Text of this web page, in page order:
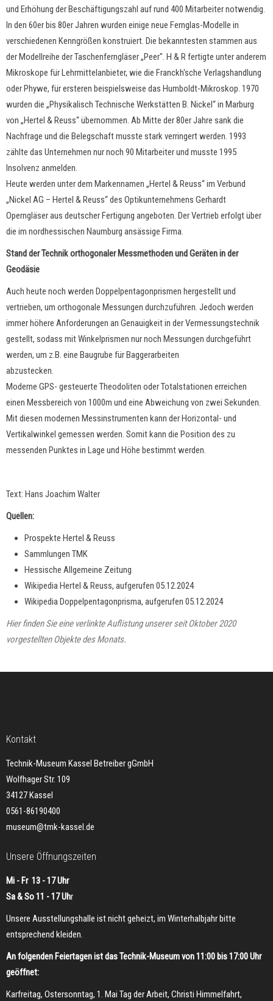
und Erhöhung der Beschäftigungszahl auf rund 400 Mitarbeiter notwendig.
In den 60er bis 80er Jahren wurden einige neue Fernglas-Modelle in
verschiedenen Kenngrößen konstruiert. Die bekanntesten stammen aus
der Modellreihe der Taschenferngläser „Peer". H & R fertigte unter anderem
Mikroskope für Lehrmittelanbieter, wie die Franckh'sche Verlagshandlung
oder Phywe, für ersteren beispielsweise das Humboldt-Mikroskop. 1970
wurden die „Physikalisch Technische Werkstätten B. Nickel“ in Marburg
von „Hertel & Reuss“ übernommen. Ab Mitte der 80er Jahre sank die
Nachfrage und die Belegschaft musste stark verringert werden. 1993
zählte das Unternehmen nur noch 90 Mitarbeiter und musste 1995
Insolvenz anmelden.
Heute werden unter dem Markennamen „Hertel & Reuss“ im Verbund
„Nickel AG – Hertel & Reuss“ des Optikunternehmens Gerhardt
Operngläser aus deutscher Fertigung angeboten. Der Vertrieb erfolgt über
die im nordhessischen Naumburg ansässige Firma.
Stand der Technik orthogonaler Messmethoden und Geräten in der
Geodäsie
Auch heute noch werden Doppelpentagonprismen hergestellt und
vertrieben, um orthogonale Messungen durchzuführen. Jedoch werden
immer höhere Anforderungen an Genauigkeit in der Vermessungstechnik
gestellt, sodass mit Winkelprismen nur noch Messungen durchgeführt
werden, um z.B. eine Baugrube für Baggerarbeiten
Moderne GPS- gesteuerte Theodoliten oder Totalstationen erreichen
einen Messbereich von 1000m und eine Abweichung von zwei Sekunden.
Mit diesen modernen Messinstrumenten kann der Horizontal- und
Vertikalwinkel gemessen werden. Somit kann die Position des zu
messenden Punktes in Lage und Höhe bestimmt werden.
Text: Hans Joachim Walter
Quellen:
Prospekte Hertel & Reuss
Sammlungen TMK
Hessische Allgemeine Zeitung
Wikipedia Hertel & Reuss, aufgerufen 05.12.2024
Wikipedia Doppelpentagonprisma, aufgerufen 05.12.2024
Hier finden Sie eine verlinkte Auflistung unserer seit Oktober 2020
vorgestellten Objekte des Monats.
Kontakt
Technik-Museum Kassel Betreiber gGmbH
Wolfhager Str. 109
34127 Kassel
0561-86190400
museum@tmk-kassel.de
Unsere Öffnungszeiten
Mi - Fr 13 - 17 Uhr
Sa & So 11 - 17 Uhr
Unsere Ausstellungshalle ist nicht geheizt, im Winterhalbjahr bitte
entsprechend kleiden.
An folgenden Feiertagen ist das Technik-Museum von 11:00 bis 17:00 Uhr
geöffnet:
Karfreitag, Ostersonntag, 1. Mai Tag der Arbeit, Christi Himmelfahrt,